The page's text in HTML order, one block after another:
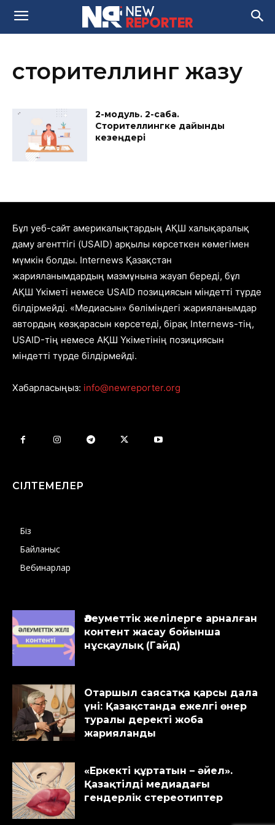
сторителлинг жазу
2-модуль. 2-сабақ.
Сторителлингке дайындық
кезеңдері
Бұл уеб-сайт америкалықтардың АҚШ халықаралық
даму агенттігі (USAID) арқылы көрсеткен көмегімен
мүмкін болды. Internews Қазақстан
жарияланымдардың мазмұнына жауап береді, бұл
АҚШ Үкіметі немесе USAID позициясын міндетті түрде
білдірмейді. «Медиасын» бөліміндегі жарияланымдар
автордың көзқарасын көрсетеді, бірақ Internews-тің,
USAID-тің немесе АҚШ Үкіметінің позициясын
міндетті түрде білдірмейді.
Хабарласыңыз: info@newreporter.org
СІЛТЕМЕЛЕР
Біз
Байланыс
Вебинарлар
Әлеуметтік желілерге арналған
контент жасау бойынша
нұсқаулық (Гайд)
Отаршыл саясатқа қарсы дала
үні: Қазақстанда ежелгі өнер
туралы деректі жоба
жарияланды
«Еркекті құртатын – әйел».
Қазақтілді медиадағы
гендерлік стереотиптер